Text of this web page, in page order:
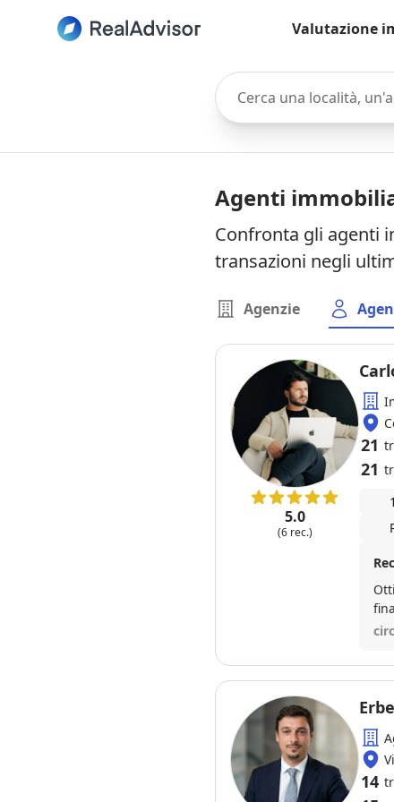
Valutazione
Cerca una località,
Agenti
Confronta gli agenti
transazioni negli
Agenzie
5.0
(6 rec.)
21
21
14